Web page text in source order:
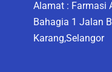
Alamat : Farmasi
Bahagia 1 Jalan
Karang,Selangor